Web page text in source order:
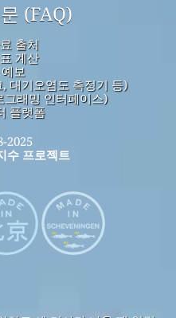
(FAQ)
출처
계산
보
대기오염도 측정기 등)
래밍 인터페이스)
플랫폼
2025
수 프로젝트